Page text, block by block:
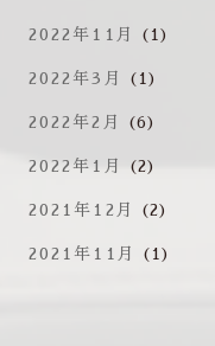
2022年11月 (1)
2022年3月 (1)
2022年2月 (6)
2022年1月 (2)
2021年12月 (2)
2021年11月 (1)